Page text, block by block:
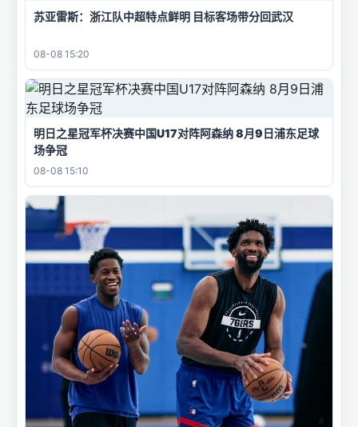
苏亚雷斯：浙江队中超特点鲜明 目标客场带分回武汉
08-08 15:20
明日之星冠军杯决赛中国U17对阵阿森纳 8月9日浦东足球
场争冠
08-08 15:10